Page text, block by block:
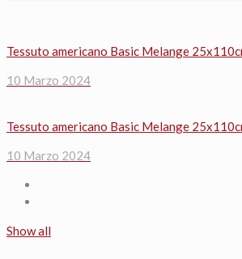
Tessuto americano Basic Melange
10 Marzo 2024
Tessuto americano Basic Melange
10 Marzo 2024
Show all